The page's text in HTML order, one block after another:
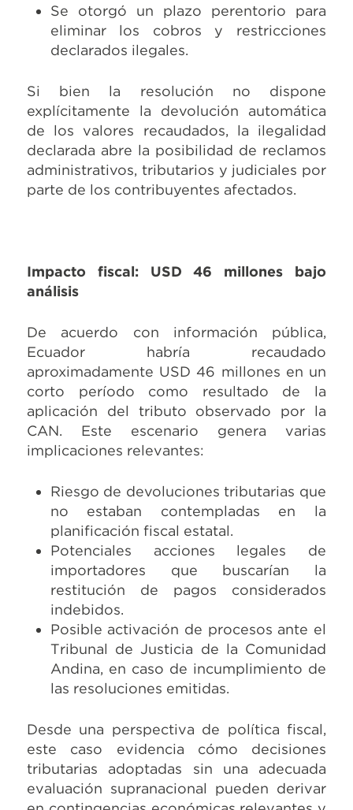
Se otorgó un plazo perentorio para
eliminar los cobros y restricciones
declarados ilegales.
Si bien la resolución no dispone
explícitamente la devolución automática
de los valores recaudados, la ilegalidad
declarada abre la posibilidad de reclamos
administrativos, tributarios y judiciales por
parte de los contribuyentes afectados.
Impacto fiscal: USD 46 millones bajo
análisis
De acuerdo con información pública,
Ecuador habría recaudado
aproximadamente USD 46 millones en un
corto período como resultado de la
aplicación del tributo observado por la
CAN. Este escenario genera varias
implicaciones relevantes:
Riesgo de devoluciones tributarias que
no estaban contempladas en la
planificación fiscal estatal.
Potenciales acciones legales de
importadores que buscarían la
restitución de pagos considerados
indebidos.
Posible activación de procesos ante el
Tribunal de Justicia de la Comunidad
Andina, en caso de incumplimiento de
las resoluciones emitidas.
Desde una perspectiva de política fiscal,
este caso evidencia cómo decisiones
tributarias adoptadas sin una adecuada
evaluación supranacional pueden derivar